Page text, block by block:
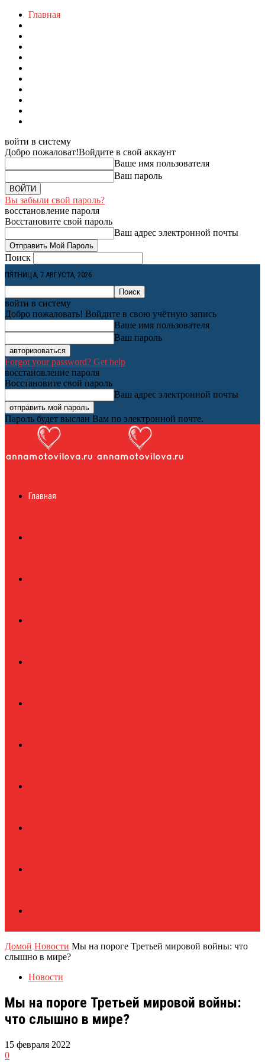
Главная
войти в систему
Добро пожаловат!Войдите в свой аккаунт
Ваше имя пользователя
Ваш пароль
Вы забыли свой пароль?
восстановление пароля
Восстановите свой пароль
Ваш адрес электронной почты
Поиск
ПЯТНИЦА, 7 АВГУСТА, 2026
войти в систему
Добро пожаловать! Войдите в свою учётную запись
Ваше имя пользователя
Ваш пароль
Forgot your password? Get help
восстановление пароля
Восстановите свой пароль
Ваш адрес электронной почты
Пароль будет выслан Вам по электронной почте.
журналГлавная
Домой Новости Мы на пороге Третьей мировой войны: что
слышно в мире?
Новости
Мы на пороге Третьей мировой войны:
что слышно в мире?
15 февраля 2022
0